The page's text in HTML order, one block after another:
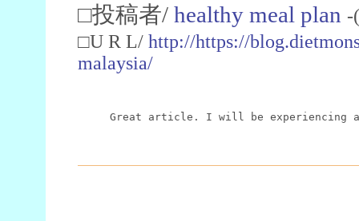
□投稿者/ healthy meal plan -
□U R L/ http://https://
malaysia/
Great article. I will be experiencing